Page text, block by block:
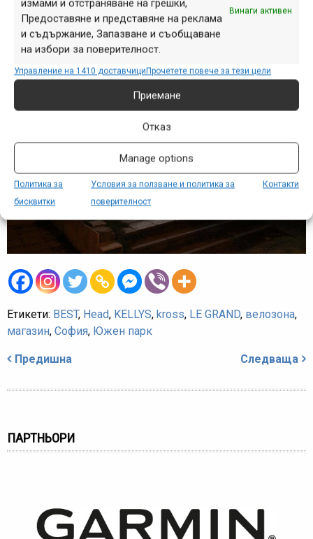
измами и отстраняване на грешки,
Предоставяне и представяне на реклама
и съдържание, Запазване и съобщаване
на избори за поверителност.
Винаги активен
Управление на 1410 доставчициПрочетете повече за тези цели
Приемане
Отказ
Manage options
Политика за
бисквитки
Условия за ползване и политика за
поверителност
Контакти
Етикети: BEST, Head, KELLYS, kross, LE GRAND, велозона,
магазин, София, Южен парк
Предишна Следваща
ПАРТНЬОРИ